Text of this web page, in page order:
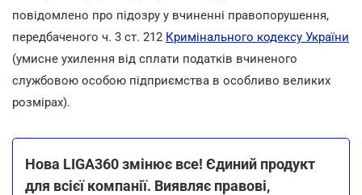
повідомлено про підозру у вчиненні правопорушення,
передбаченого ч. 3 ст. 212 Кримінального кодексу України
(умисне ухилення від сплати податків вчиненого
службовою особою підприємства в особливо великих
розмірах).
Нова LIGA360 змінює все! Єдиний продукт
для всієї компанії. Виявляє правові,